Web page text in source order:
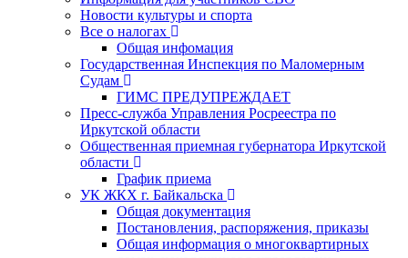
Новости культуры и спорта
Все о налогах
Общая инфомация
Государственная Инспекция по Маломерным
Судам
ГИМС ПРЕДУПРЕЖДАЕТ
Пресс-служба Управления Росреестра по
Иркутской области
Общественная приемная губернатора Иркутской
области
График приема
УК ЖКХ г. Байкальска
Общая документация
Постановления, распоряжения, приказы
Общая информация о многоквартирных